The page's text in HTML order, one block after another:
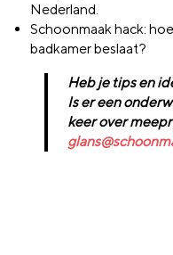
Nederland.
Schoonmaak hack:
badkamer beslaat?
Heb je tips en
Is er een
keer over